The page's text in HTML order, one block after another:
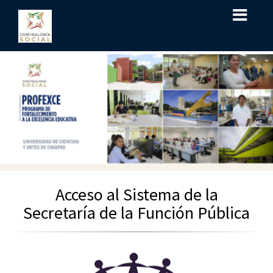
Acceso al Sistema de la
Secretaría de la Función Pública